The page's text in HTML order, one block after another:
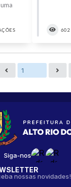
602
Siga-nos
nossas novidades!